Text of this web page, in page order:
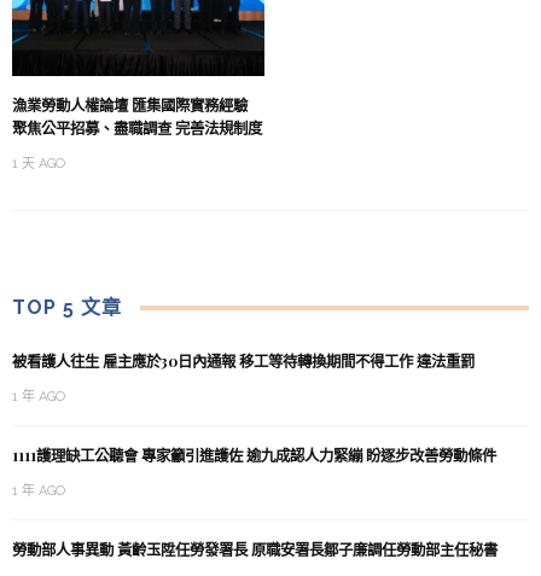
漁業勞動人權論壇 匯集國際實務經驗
聚焦公平招募、盡職調查 完善法規制度
1 天 AGO
TOP 5 文章
被看護人往生 雇主應於30日內通報 移工等待轉換期間不得工作 違法重罰
1 年 AGO
1111護理缺工公聽會 專家籲引進護佐 逾九成認人力緊繃 盼逐步改善勞動條件
1 年 AGO
勞動部人事異動 黃齡玉陞任勞發署長 原職安署長鄒子廉調任勞動部主任秘書